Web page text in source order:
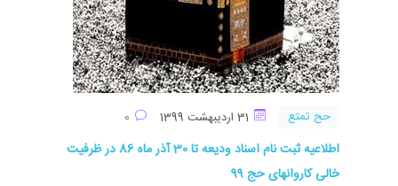
حج تمتع
اطلاعیه ثبت نام اسناد ودیعه تا 30 آذر ماه 86 در ظرفیت
خالی کاروانهای حج 99